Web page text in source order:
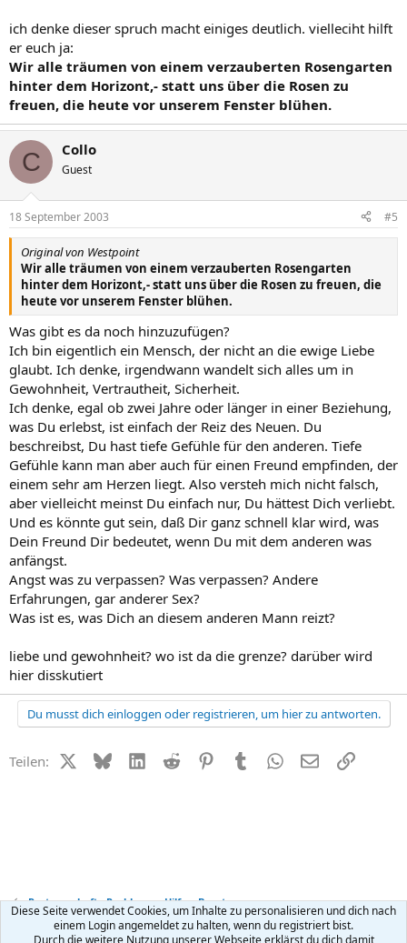
ich denke dieser spruch macht einiges deutlich. vielleciht hilft
er euch ja:
Wir alle träumen von einem verzauberten Rosengarten
hinter dem Horizont,- statt uns über die Rosen zu
freuen, die heute vor unserem Fenster blühen.
C Collo
Guest
18 September 2003 #5
Original von Westpoint
Wir alle träumen von einem verzauberten Rosengarten
hinter dem Horizont,- statt uns über die Rosen zu freuen, die
heute vor unserem Fenster blühen.
Was gibt es da noch hinzuzufügen?
Ich bin eigentlich ein Mensch, der nicht an die ewige Liebe
glaubt. Ich denke, irgendwann wandelt sich alles um in
Gewohnheit, Vertrautheit, Sicherheit.
Ich denke, egal ob zwei Jahre oder länger in einer Beziehung,
was Du erlebst, ist einfach der Reiz des Neuen. Du
beschreibst, Du hast tiefe Gefühle für den anderen. Tiefe
Gefühle kann man aber auch für einen Freund empfinden, der
einem sehr am Herzen liegt. Also versteh mich nicht falsch,
aber vielleicht meinst Du einfach nur, Du hättest Dich verliebt.
Und es könnte gut sein, daß Dir ganz schnell klar wird, was
Dein Freund Dir bedeutet, wenn Du mit dem anderen was
anfängst.
Angst was zu verpassen? Was verpassen? Andere
Erfahrungen, gar anderer Sex?
Was ist es, was Dich an diesem anderen Mann reizt?
liebe und gewohnheit? wo ist da die grenze? darüber wird
hier disskutiert
Du musst dich einloggen oder registrieren, um hier zu antworten.
Teilen: X (Twitter)
BlueskyLinkedIn
Reddit PinterestTumblr WhatsApp
E-MailLink
Partnerschafts-Probleme - Hilfe + Beratung
R
Diese Seite verwendet Cookies, um Inhalte zu personalisieren und dich nach
einem Login angemeldet zu halten, wenn du registriert bist.
Durch die weitere Nutzung unserer Webseite erklärst du dich damit